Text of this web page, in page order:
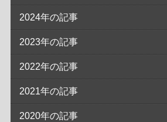
2024年の記事
2023年の記事
2022年の記事
2021年の記事
2020年の記事